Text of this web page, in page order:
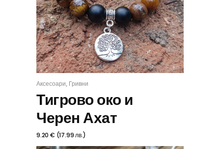
КУПИ
Аксесоари, Гривни
Тигрово око и
Черен Ахат
9.20 € (17.99лв.)